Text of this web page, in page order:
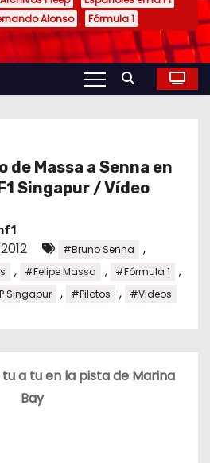
Alonso Fórmula 1
Massa a Senna en
Singapur / Vídeo
#Bruno Senna ,
, #Felipe Massa , #Fórmula 1 ,
Singapur , #Pilotos , #Videos
a tu en la pista de Marina
Bay